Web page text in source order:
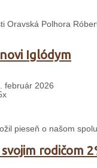
Oravská Polhora
Iglódym
február 2026
pieseň o našom
rodičom